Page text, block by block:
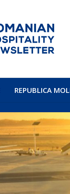
REPUBLICA